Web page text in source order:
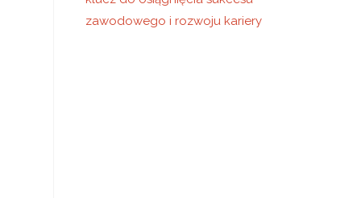
zawodowego i rozwoju kariery